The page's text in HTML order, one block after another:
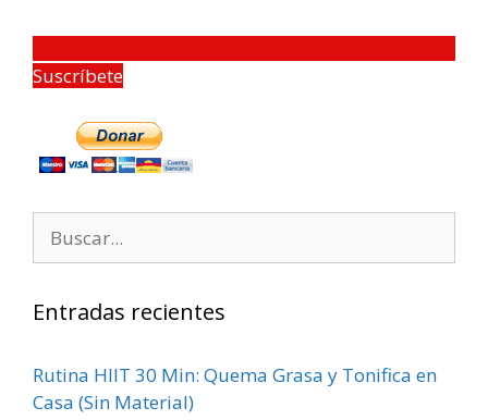
Suscríbete
Entradas recientes
Rutina HIIT 30 Min: Quema Grasa y Tonifica en
Casa (Sin Material)